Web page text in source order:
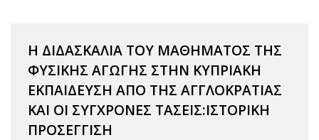
Η ΔΙΔΑΣΚΑΛΙΑ ΤΟΥ ΜΑΘΗΜΑΤΟΣ ΤΗΣ
ΦΥΣΙΚΗΣ ΑΓΩΓΗΣ ΣΤΗΝ ΚΥΠΡΙΑΚΗ
ΕΚΠΑΙΔΕΥΣΗ ΑΠΟ ΤΗΣ ΑΓΓΛΟΚΡΑΤΙΑΣ
ΚΑΙ ΟΙ ΣΥΓΧΡΟΝΕΣ ΤΑΣΕΙΣ:ΙΣΤΟΡΙΚΗ
ΠΡΟΣΕΓΓΙΣΗ